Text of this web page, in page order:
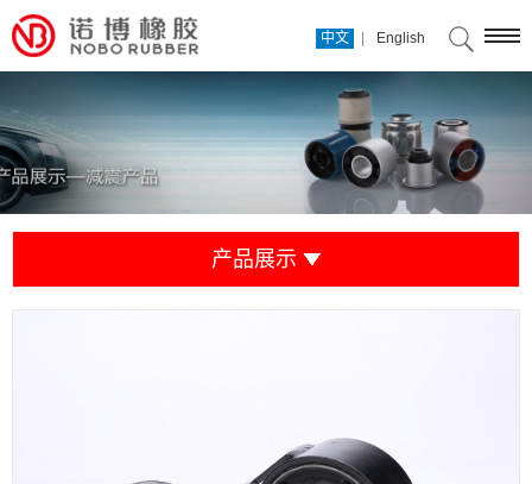
中文 English
产品展示